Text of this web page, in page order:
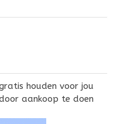
houden voor jou
aankoop te doen